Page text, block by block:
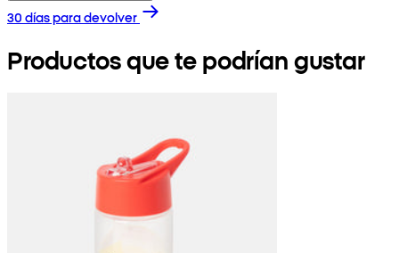
30 días para devolver
Productos que te podrían gustar